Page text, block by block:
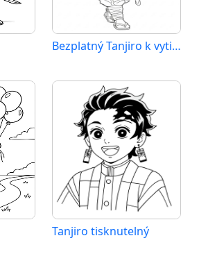
Bezplatný Tanjiro k vytisknutí
Tanjiro tisknutelný